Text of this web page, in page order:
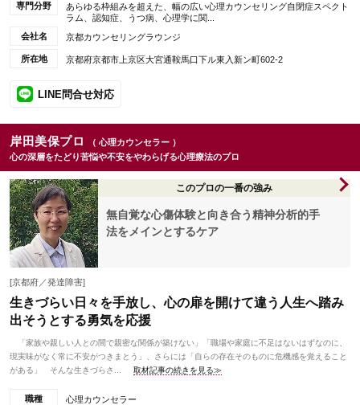
専門分野
あらゆる枠組みを超えた、幅の広い心理カウンセリング自閉症スペクト
ラム、認知症、うつ病、心理学に関...
会社名
京都カウンセリングラウンジ
所在地 京都府京都市上京区大宮通鞍馬口下ル東入新ン町602-2
LINE問合せ対応
岸田美保プロ
（ 心理カウンセラー ）
心の深層をたどり苦悩や不安をやわらげる心理療法のプロ
このプロの一番の強み
無自覚な心傷体験と向き合う精神分析的手
法をメインとするケア
[京都府／発達障害]
生きづらい日々を手放し、心の扉を開けて違う人生へ踏み
出そうとする勇気を応援
「家族や親しい人との間で親密な関係が築けない」「職場や家庭に不足はないはずなのに、
現実味がなく常に不安がつきまとう」、さらには「自らの存在そのものに危機感を覚えること
がある」 そんな生きづらさ...
取材記事の続きを見る≫
職種 心理カウンセラー